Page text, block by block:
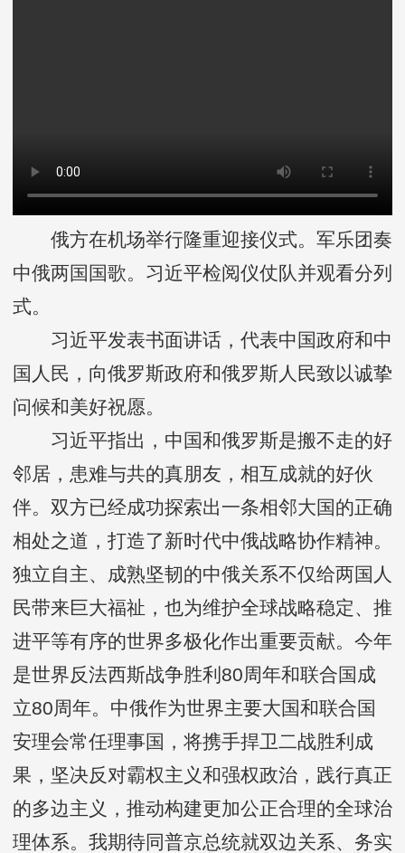
俄方在机场举行隆重迎接仪式。军乐团奏
中俄两国国歌。习近平检阅仪仗队并观看分列
式。
习近平发表书面讲话，代表中国政府和中
国人民，向俄罗斯政府和俄罗斯人民致以诚挚
问候和美好祝愿。
习近平指出，中国和俄罗斯是搬不走的好
邻居，患难与共的真朋友，相互成就的好伙
伴。双方已经成功探索出一条相邻大国的正确
相处之道，打造了新时代中俄战略协作精神。
独立自主、成熟坚韧的中俄关系不仅给两国人
民带来巨大福祉，也为维护全球战略稳定、推
进平等有序的世界多极化作出重要贡献。今年
是世界反法西斯战争胜利80周年和联合国成
立80周年。中俄作为世界主要大国和联合国
安理会常任理事国，将携手捍卫二战胜利成
果，坚决反对霸权主义和强权政治，践行真正
的多边主义，推动构建更加公正合理的全球治
理体系。我期待同普京总统就双边关系、务实